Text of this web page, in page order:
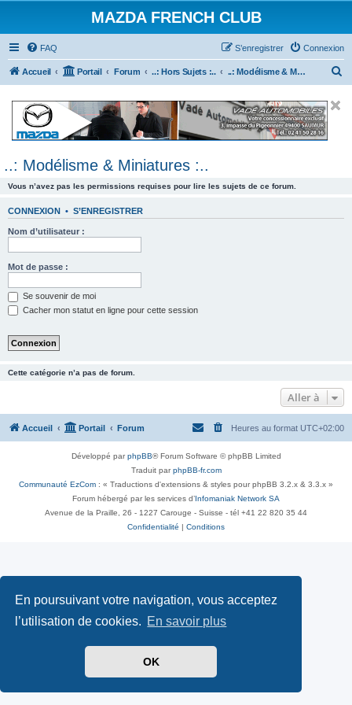
En poursuivant votre navigation, vous acceptez
l’utilisation de cookies. En savoir plus
OK
MAZDA FRENCH CLUB
FAQ Connexion
S’enregistrer
Accueil Portail Forum ..: Hors Sujets :.. ..: Modélisme & Miniatures :..
e
..: Modélisme & Miniatures :..
Vous n’avez pas les permissions requises pour lire les sujets de ce forum.
CONNEXION • S’ENREGISTRER
Nom d’utilisateur :
Mot de passe :
Se souvenir de moi
Cacher mon statut en ligne pour cette session
Cette catégorie n’a pas de forum.
Aller à
Accueil Portail Forum Heures au format UTC+02:00
Développé parphpBB® Forum Software © phpBB Limited
Traduit parphpBB-fr.com
Communauté EzCom : « Traductions d'extensions & styles pour phpBB 3.2.x & 3.3.x »
Forum hébergé par les services d’ Infomaniak Network SA
Avenue de la Praille, 26 - 1227 Carouge - Suisse - tél +41 22 820 35 44
Confidentialité
Conditions